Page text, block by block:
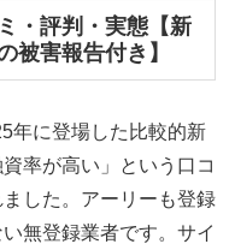
・評判・実態【新
被害報告付き】
年に登場した比較的新
率が高い」という口コ
した。アーリーも登録
無登録業者です。サイ